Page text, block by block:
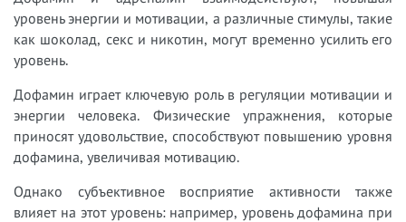
уровень энергии и мотивации, а различные стимулы, такие
как шоколад, секс и никотин, могут временно усилить его
уровень.
Дофамин играет ключевую роль в регуляции мотивации и
энергии человека. Физические упражнения, которые
приносят удовольствие, способствуют повышению уровня
дофамина, увеличивая мотивацию.
Однако субъективное восприятие активности также
влияет на этот уровень: например, уровень дофамина при